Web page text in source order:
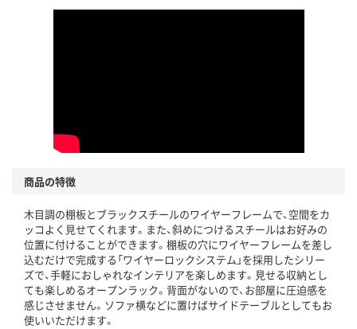
商品の特徴
木目調の棚板とブラックスチールのワイヤーフレームで、空間をカ
ッコよく見せてくれます。また、斜めにつけるスチールはお好みの
位置に付けることができます。棚板の穴にワイヤーフレームを差し
込むだけで完成する「ワイヤーロックシステム」を採用したシリー
ズで、手軽におしゃれなインテリアを楽しめます。見せる収納とし
ても楽しめるオープンラック。背面がないので、お部屋に圧迫感を
感じさせません。ソファ横などに置けばサイドテーブルとしてもお
使いいただけます。